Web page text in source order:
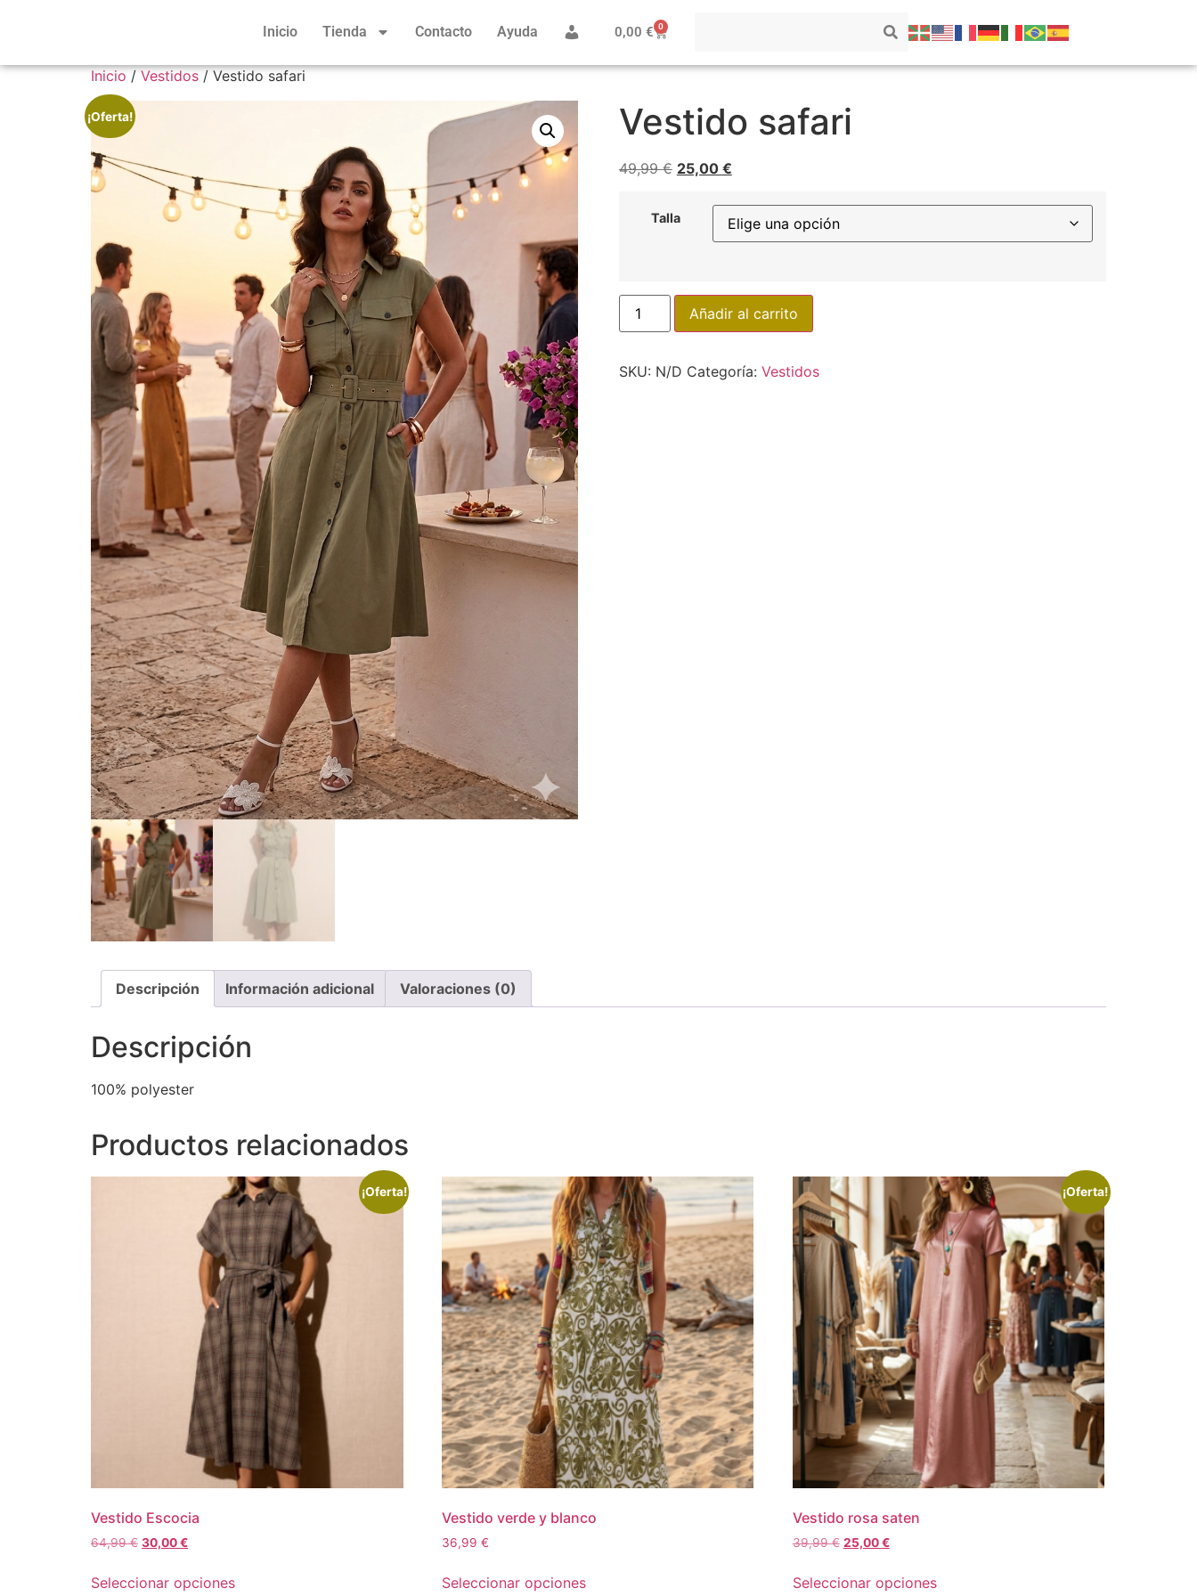
Inicio Tienda Contacto Ayuda 0,00€ 0
Inicio/Vestidos/ Vestido safari
¡Oferta! Vestido safari
49,99€ 25,00 €
Talla
Añadir al carrito
SKU: N/D Categoría: Vestidos
Descripción Información adicional Valoraciones (0)
Descripción
100% polyester
Productos relacionados
¡Oferta!
Vestido Escocia
64,99€ 30,00€
Seleccionar opciones
Vestido verde y blanco
36,99 €
Seleccionar opciones
¡Oferta!
Vestido rosa saten
39,99€ 25,00€
Seleccionar opciones